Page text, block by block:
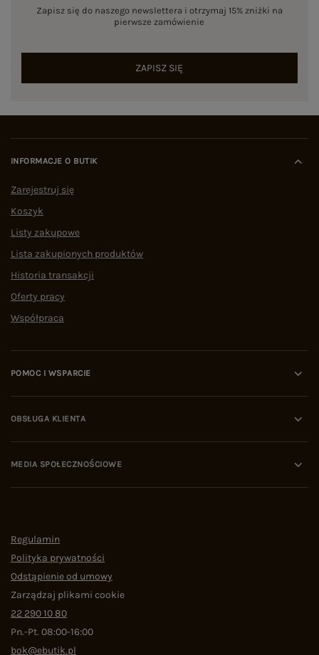
Zapisz się do naszego newslettera i otrzymaj 15% zniżki na
pierwsze zamówienie
ZAPISZ SIĘ
INFORMACJE O BUTIK
Zarejestruj się
Koszyk
Listy zakupowe
Lista zakupionych produktów
Historia transakcji
Oferty pracy
Współpraca
POMOC I WSPARCIE
OBSŁUGA KLIENTA
MEDIA SPOŁECZNOŚCIOWE
Regulamin
Polityka prywatności
Odstąpienie od umowy
Zarządzaj plikami cookie
22 290 10 80
Pn.-Pt. 08:00-16:00
bok@ebutik.pl